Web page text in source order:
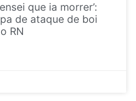
que ia morrer’:
de ataque de boi
RN